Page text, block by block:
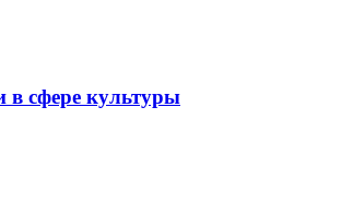
в сфере культуры